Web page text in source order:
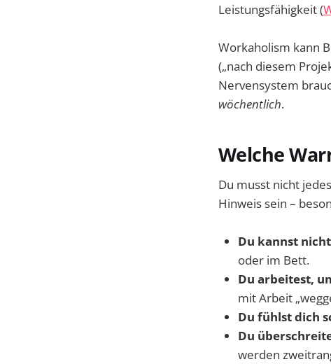
Leistungsfähigkeit (
Workaholism kann
(„nach diesem
Nervensystem
wöchentlich.
Welche
Du musst nicht
Hinweis sein –
Du kannst
oder im Bett.
Du arbeitest,
mit Arbeit
Du fühlst dich
Du
werden